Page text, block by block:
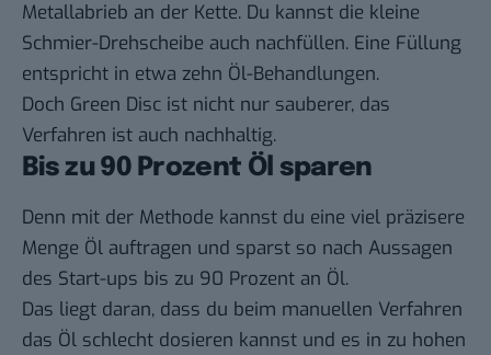
Metallabrieb an der Kette. Du kannst die kleine
Schmier-Drehscheibe auch nachfüllen. Eine Füllung
entspricht in etwa zehn Öl-Behandlungen.
Doch Green Disc ist nicht nur sauberer, das
Verfahren ist auch nachhaltig.
Bis zu 90 Prozent Öl sparen
Denn mit der Methode kannst du eine viel präzisere
Menge Öl auftragen und sparst so nach Aussagen
des Start-ups bis zu 90 Prozent an Öl.
Das liegt daran, dass du beim manuellen Verfahren
das Öl schlecht dosieren kannst und es in zu hohen